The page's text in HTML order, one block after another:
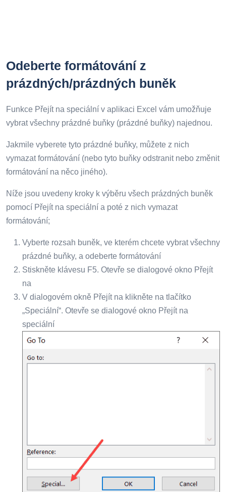
Odeberte formátování z
prázdných/prázdných buněk
Funkce Přejít na speciální v aplikaci Excel vám umožňuje
vybrat všechny prázdné buňky (prázdné buňky) najednou.
Jakmile vyberete tyto prázdné buňky, můžete z nich
vymazat formátování (nebo tyto buňky odstranit nebo změnit
formátování na něco jiného).
Níže jsou uvedeny kroky k výběru všech prázdných buněk
pomocí Přejít na speciální a poté z nich vymazat
formátování;
Vyberte rozsah buněk, ve kterém chcete vybrat všechny
prázdné buňky, a odeberte formátování
Stiskněte klávesu F5. Otevře se dialogové okno Přejít
na
V dialogovém okně Přejít na klikněte na tlačítko
„Speciální“. Otevře se dialogové okno Přejít na
speciální